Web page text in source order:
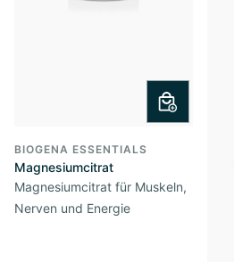
BIOGENA ESSENTIALS
Magnesiumcitrat
Magnesiumcitrat für Muskeln,
Nerven und Energie